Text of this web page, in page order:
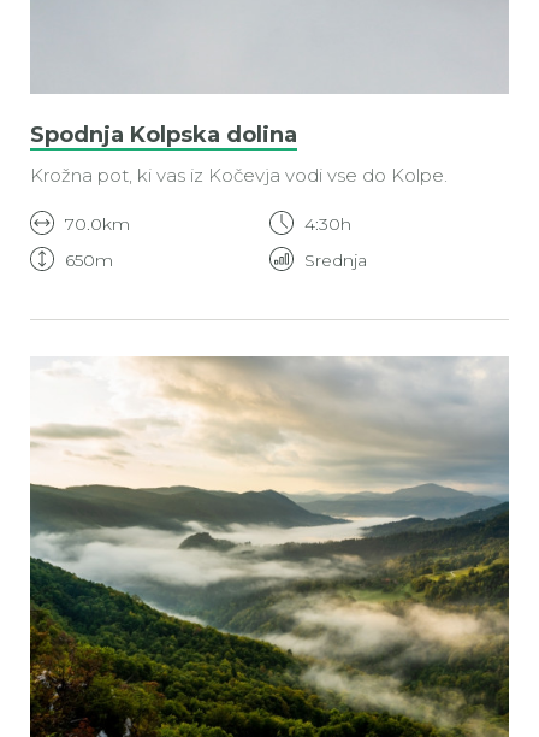
Spodnja Kolpska dolina
Krožna pot, ki vas iz Kočevja vodi vse do Kolpe.
70.0km
4:30h
650m
Srednja